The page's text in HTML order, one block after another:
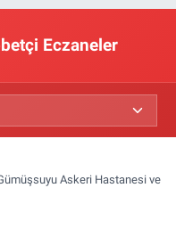
Eczaneler
Askeri Hastanesi ve